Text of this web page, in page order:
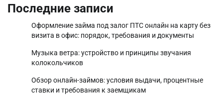
Последние записи
Оформление займа под залог ПТС онлайн на карту без
визита в офис: порядок, требования и документы
Музыка ветра: устройство и принципы звучания
колокольчиков
Обзор онлайн-займов: условия выдачи, процентные
ставки и требования к заемщикам